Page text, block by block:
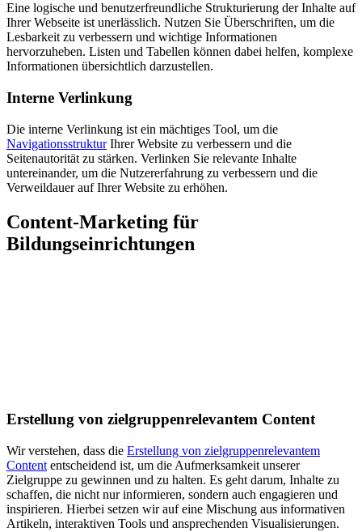
Eine logische und benutzerfreundliche Strukturierung der Inhalte auf
Ihrer Webseite ist unerlässlich. Nutzen Sie Überschriften, um die
Lesbarkeit zu verbessern und wichtige Informationen
hervorzuheben. Listen und Tabellen können dabei helfen, komplexe
Informationen übersichtlich darzustellen.
Interne Verlinkung
Die interne Verlinkung ist ein mächtiges Tool, um die
NavigationsstrukturIhrer Website zu verbessern und die
Seitenautorität zu stärken. Verlinken Sie relevante Inhalte
untereinander, um die Nutzererfahrung zu verbessern und die
Verweildauer auf Ihrer Website zu erhöhen.
Content-Marketing für
Bildungseinrichtungen
Erstellung von zielgruppenrelevantem Content
Wir verstehen, dass die Erstellung von zielgruppenrelevantem
Content entscheidend ist, um die Aufmerksamkeit unserer
Zielgruppe zu gewinnen und zu halten. Es geht darum, Inhalte zu
schaffen, die nicht nur informieren, sondern auch engagieren und
inspirieren. Hierbei setzen wir auf eine Mischung aus informativen
Artikeln, interaktiven Tools und ansprechenden Visualisierungen.